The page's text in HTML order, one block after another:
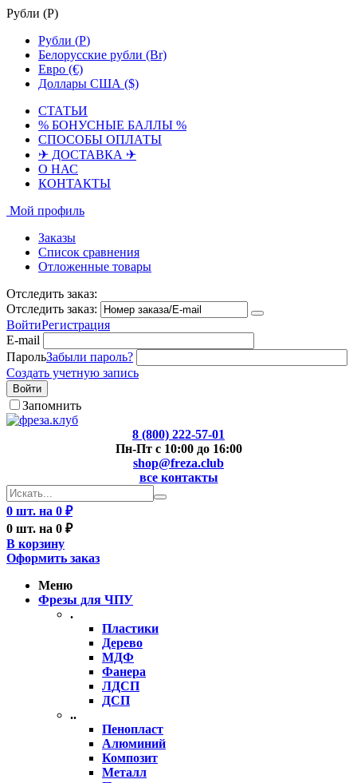
Рубли (Р)
Рубли (Р)
Белорусские рубли (Br)
Евро (€)
Доллары США ($)
СТАТЬИ
% БОНУСНЫЕ БАЛЛЫ %
СПОСОБЫ ОПЛАТЫ
✈ ДОСТАВКА ✈
О НАС
КОНТАКТЫ
Мой профиль
Заказы
Список сравнения
Отложенные товары
Отследить заказ:
Отследить заказ:
ВойтиРегистрация
E-mail
ПарольЗабыли пароль?
Создать учетную запись
Войти
Запомнить
8 (800) 222-57-01
Пн-Пт с 10:00 до 16:00
shop@freza.club
все контакты
0 шт. на 0 ₽
0 шт. на 0 ₽
В корзину
Оформить заказ
Меню
Фрезы для ЧПУ
.
Пластики
Дерево
МДФ
Фанера
ЛДСП
ДСП
..
Пенопласт
Алюминий
Композит
Металл